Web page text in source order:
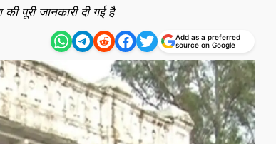
पूरी जानकारी दी गई है
Add as a preferred
source on Google